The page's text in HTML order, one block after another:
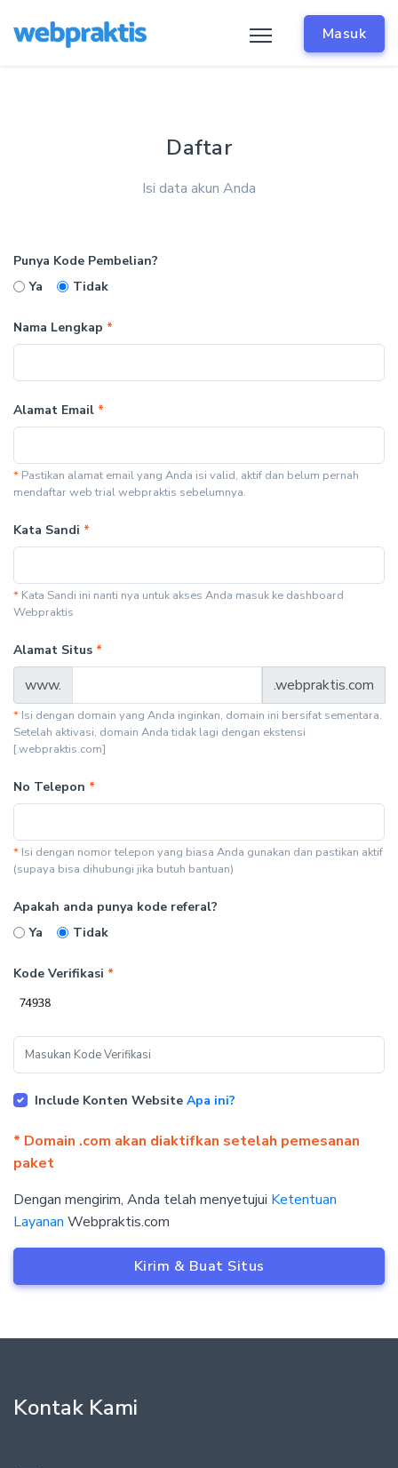
Masuk
Daftar
Isi data akun Anda
Punya Kode Pembelian?
Ya
Tidak
Nama Lengkap *
Alamat Email *
* Pastikan alamat email yang Anda isi valid, aktif dan belum pernah
mendaftar web trial webpraktis sebelumnya.
Kata Sandi *
* Kata Sandi ini nanti nya untuk akses Anda masuk ke dashboard
Webpraktis
Alamat Situs *
www. .webpraktis.com
* Isi dengan domain yang Anda inginkan, domain ini bersifat sementara.
Setelah aktivasi, domain Anda tidak lagi dengan ekstensi
[.webpraktis.com]
No Telepon *
* Isi dengan nomor telepon yang biasa Anda gunakan dan pastikan aktif
(supaya bisa dihubungi jika butuh bantuan)
Apakah anda punya kode referal?
Ya
Tidak
Kode Verifikasi *
Include Konten Website Apa ini?
* Domain .com akan diaktifkan setelah pemesanan
paket
Dengan mengirim, Anda telah menyetujui Ketentuan
Layanan Webpraktis.com
Kirim & Buat Situs
Kontak Kami